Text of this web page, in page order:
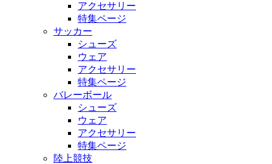
アクセサリー
特集ページ
サッカー
シューズ
ウェア
アクセサリー
特集ページ
バレーボール
シューズ
ウェア
アクセサリー
特集ページ
陸上競技